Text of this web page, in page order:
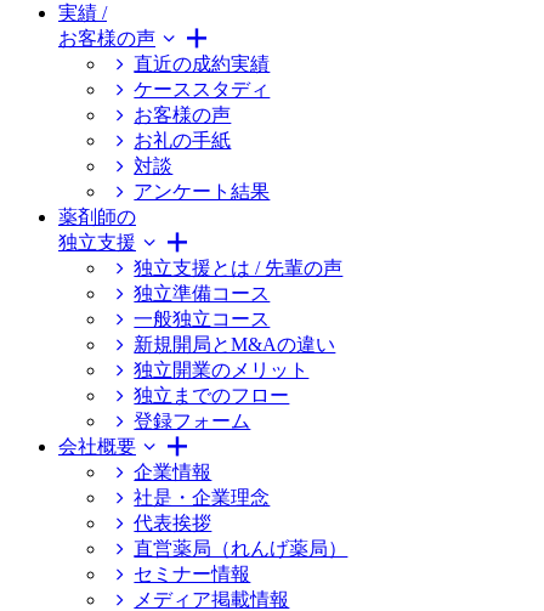
実績 /
お客様の声
直近の成約実績
ケーススタディ
お客様の声
お礼の手紙
対談
アンケート結果
薬剤師の
独立支援
独立支援とは / 先輩の声
独立準備コース
一般独立コース
新規開局とM&Aの違い
独立開業のメリット
独立までのフロー
登録フォーム
会社概要
企業情報
社是・企業理念
代表挨拶
直営薬局（れんげ薬局）
セミナー情報
メディア掲載情報